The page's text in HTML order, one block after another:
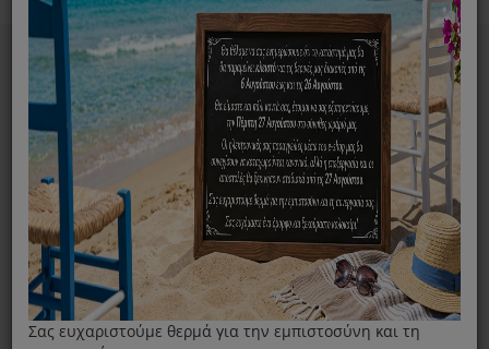
Home Χύτρα
Ανταλλακτικά Χύτρας
Πλήρης Κεντρική Βαλβίδα Χύτρας Fissler Vitaquick
Premium Άσημι
Σας ευχαριστούμε θερμά για την εμπιστοσύνη και τη